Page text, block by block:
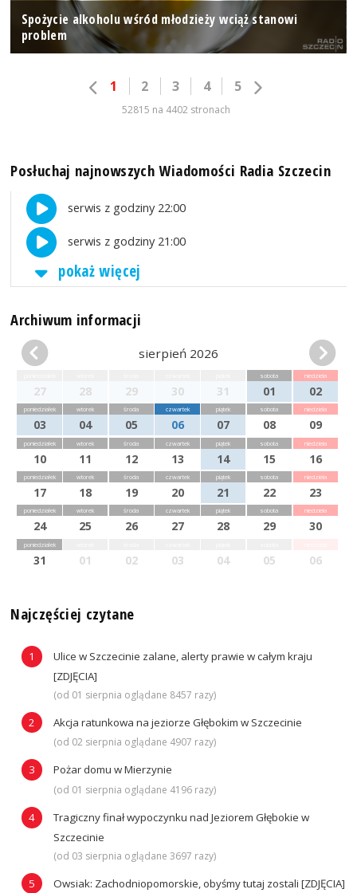
Spożycie alkoholu wśród młodzieży wciąż stanowi
problem
1 2 3 4 5
52815 na 4402 stronach
Posłuchaj najnowszych Wiadomości Radia Szczecin
serwis z godziny 22:00
serwis z godziny 21:00
pokaż więcej
Archiwum informacji
sierpień 2026
27 28 29 30 31
sobota
01
niedziela
02
poniedziałek
03
wtorek
04
środa
05
czwartek
06
piątek
07
sobota
08
niedziela
09
poniedziałek
10
wtorek
11
środa
12
czwartek
13
piątek
14
sobota
15
niedziela
16
poniedziałek
17
wtorek
18
środa
19
czwartek
20
piątek
21
sobota
22
niedziela
23
poniedziałek
24
wtorek
25
środa
26
czwartek
27
piątek
28
sobota
29
niedziela
30
poniedziałek
31 01 02 03 04 05 06
Najczęściej czytane
Ulice w Szczecinie zalane, alerty prawie w całym kraju
[ZDJĘCIA]
(od 01 sierpnia oglądane 8457 razy)
Akcja ratunkowa na jeziorze Głębokim w Szczecinie
(od 02 sierpnia oglądane 4907 razy)
Pożar domu w Mierzynie
(od 01 sierpnia oglądane 4196 razy)
Tragiczny finał wypoczynku nad Jeziorem Głębokie w
Szczecinie
(od 03 sierpnia oglądane 3697 razy)
Owsiak: Zachodniopomorskie, obyśmy tutaj zostali [ZDJĘCIA]